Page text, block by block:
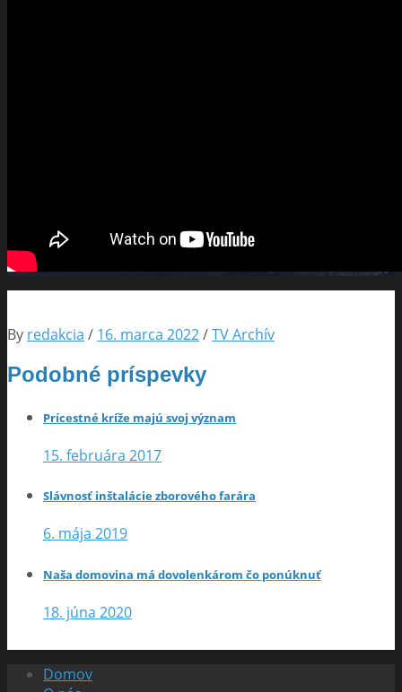
By redakcia / 16. marca 2022/TV Archív
Podobné príspevky
Prícestné kríže majú svoj význam
15. februára 2017
Slávnosť inštalácie zborového farára
6. mája 2019
Naša domovina má dovolenkárom čo ponúknuť
18. júna 2020
Domov